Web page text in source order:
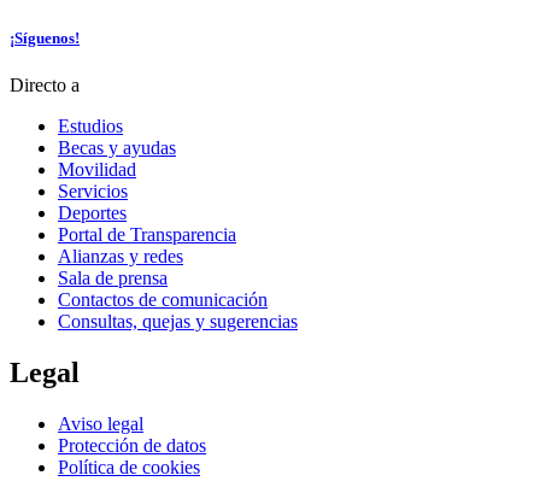
¡Síguenos!
Directo a
Estudios
Becas y ayudas
Movilidad
Servicios
Deportes
Portal de Transparencia
Alianzas y redes
Sala de prensa
Contactos de comunicación
Consultas, quejas y sugerencias
Legal
Aviso legal
Protección de datos
Política de cookies